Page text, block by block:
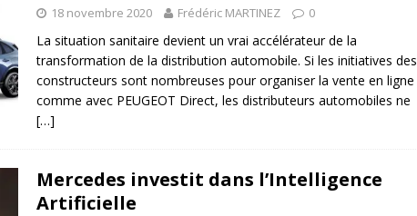
18 novembre 2020 Frédéric MARTINEZ 0
La situation sanitaire devient un vrai accélérateur de la
transformation de la distribution automobile. Si les initiatives des
constructeurs sont nombreuses pour organiser la vente en ligne
comme avec PEUGEOT Direct, les distributeurs automobiles ne
[…]
Mercedes investit dans l’Intelligence
Artificielle